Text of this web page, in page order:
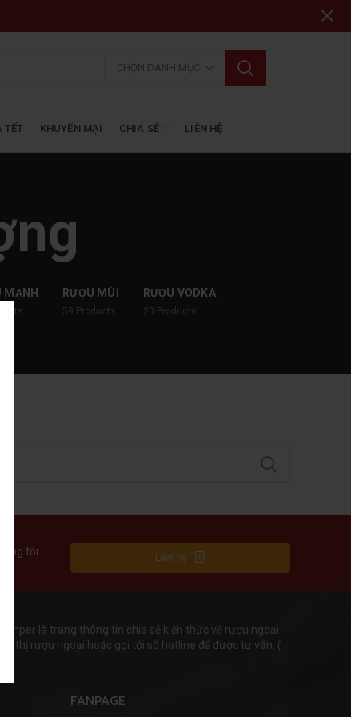
CHỌN DANH MỤC
TẾT KHUYẾN MẠI CHIA SẺ LIÊN HỆ
MẠNH RƯỢU MÙI
59 Products
RƯỢU VODKA
20 Products
tôi. Liên hệ
là trang thông tin chia sẻ kiến thức về rượu ngoại
thị rượu ngoại hoặc gọi tới số hotline để được tư vấn. (
FANPAGE